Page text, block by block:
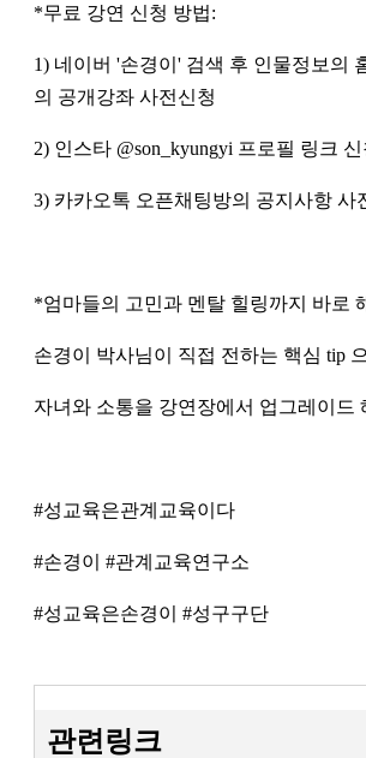
*무료 강연 신청 방법:
1) 네이버 '손경이' 검색 후 인물정보의
의 공개강좌 사전신청
2) 인스타 @son_kyungyi 프로필 링크 신
3) 카카오톡 오픈채팅방의 공지사항 사
*엄마들의 고민과 멘탈 힐링까지 바로
손경이 박사님이 직접 전하는 핵심 tip
자녀와 소통을 강연장에서 업그레이드
#성교육은관계교육이다
#손경이 #관계교육연구소
#성교육은손경이 #성구구단
관련링크